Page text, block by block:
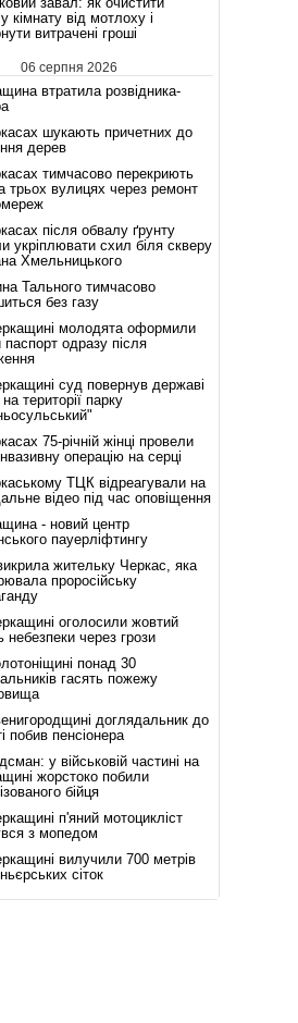
кімнату від мотлоху і
витрачені гроші
06 серпня 2026
втратила розвідника-
шукають причетних до
дерев
тимчасово перекриють
трьох вулицях через ремонт
після обвалу ґрунту
укріплювати схил біля скверу
Хмельницького
Тального тимчасово
без газу
молодята оформили
паспорт одразу після
суд повернув державі
території парку
75-річній жінці провели
операцію на серці
ТЦК відреагували на
відео під час оповіщення
- новий центр
пауерліфтингу
жительку Черкас, яка
проросійську
оголосили жовтий
небезпеки через грози
понад 30
гасять пожежу
доглядальник до
побив пенсіонера
у військовій частині на
жорстоко побили
бійця
п'яний мотоцикліст
з мопедом
вилучили 700 метрів
сіток